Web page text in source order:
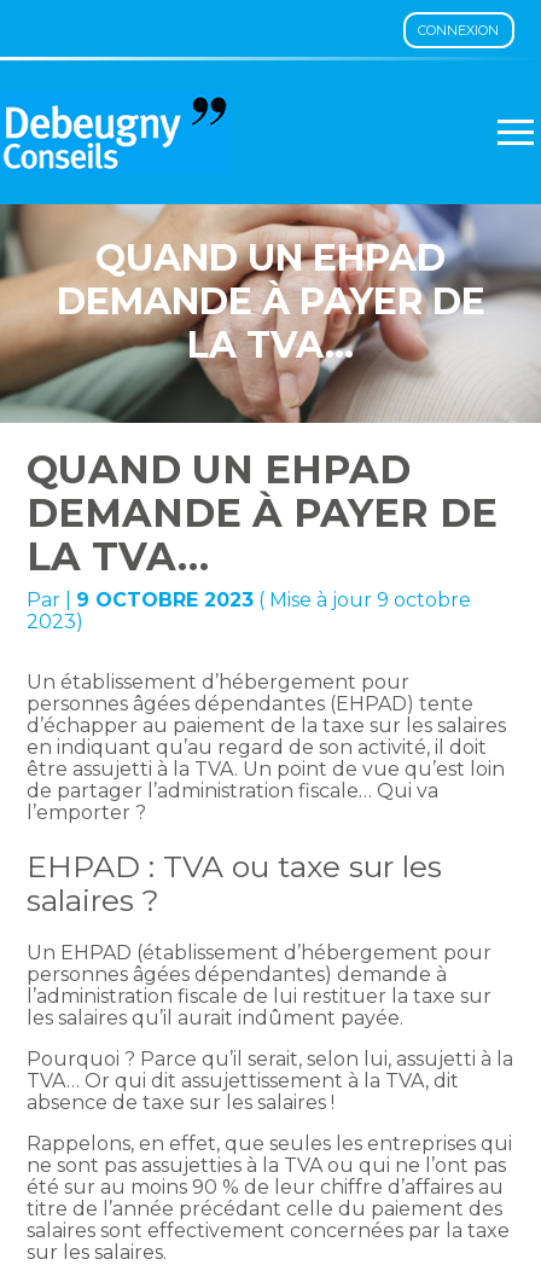
CONNEXION
Aller
au
QUAND UN EHPAD
DEMANDE À PAYER DE
LA TVA…
QUAND UN EHPAD
DEMANDE À PAYER DE
LA TVA…
Par 9 OCTOBRE 2023 ( Mise à jour 9 octobre
2023)
Un établissement d’hébergement pour
personnes âgées dépendantes (EHPAD) tente
d’échapper au paiement de la taxe sur les salaires
en indiquant qu’au regard de son activité, il doit
être assujetti à la TVA. Un point de vue qu’est loin
de partager l’administration fiscale… Qui va
l’emporter ?
EHPAD : TVA ou taxe sur les
salaires ?
Un EHPAD (établissement d’hébergement pour
personnes âgées dépendantes) demande à
l’administration fiscale de lui restituer la taxe sur
les salaires qu’il aurait indûment payée.
Pourquoi ? Parce qu’il serait, selon lui, assujetti à la
TVA… Or qui dit assujettissement à la TVA, dit
absence de taxe sur les salaires !
Rappelons, en effet, que seules les entreprises qui
ne sont pas assujetties à la TVA ou qui ne l’ont pas
été sur au moins 90 % de leur chiffre d’affaires au
titre de l’année précédant celle du paiement des
salaires sont effectivement concernées par la taxe
sur les salaires.